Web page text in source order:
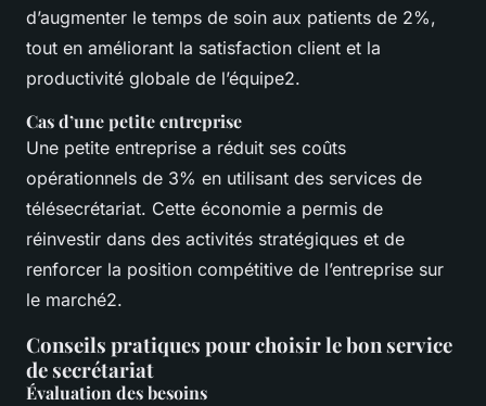
d’augmenter le temps de soin aux patients de 2%,
tout en améliorant la satisfaction client et la
productivité globale de l’équipe2.
Cas d’une petite entreprise
Une petite entreprise a réduit ses coûts
opérationnels de 3% en utilisant des services de
télésecrétariat. Cette économie a permis de
réinvestir dans des activités stratégiques et de
renforcer la position compétitive de l’entreprise sur
le marché2.
Conseils pratiques pour choisir le bon service
de secrétariat
Évaluation des besoins